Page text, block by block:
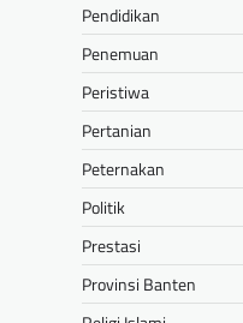
Pendidikan
Penemuan
Peristiwa
Pertanian
Peternakan
Politik
Prestasi
Provinsi Banten